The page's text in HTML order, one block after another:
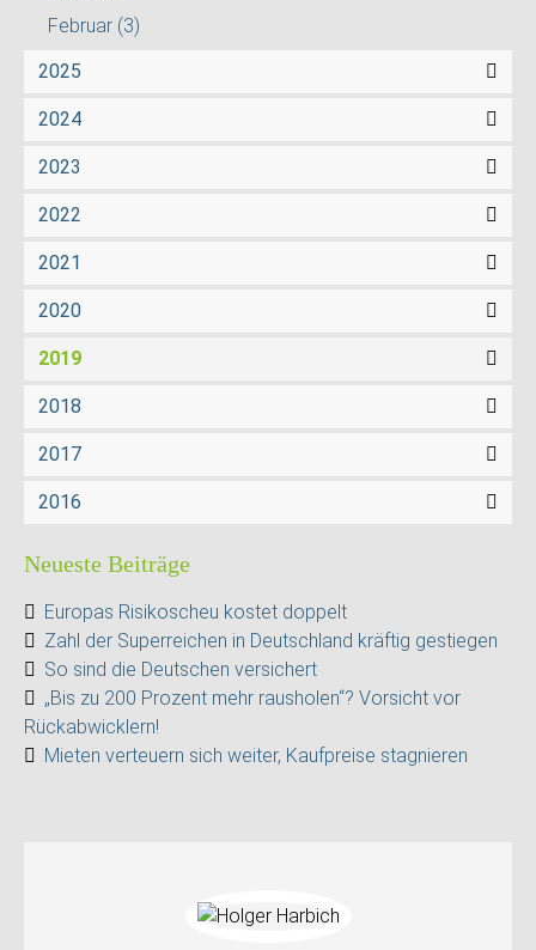
Februar (3)
2025
2024
2023
2022
2021
2020
2019
2018
2017
2016
Neueste Beiträge
Europas Risikoscheu kostet doppelt
Zahl der Superreichen in Deutschland kräftig gestiegen
So sind die Deutschen versichert
„Bis zu 200 Prozent mehr rausholen“? Vorsicht vor
Rückabwicklern!
Mieten verteuern sich weiter, Kaufpreise stagnieren